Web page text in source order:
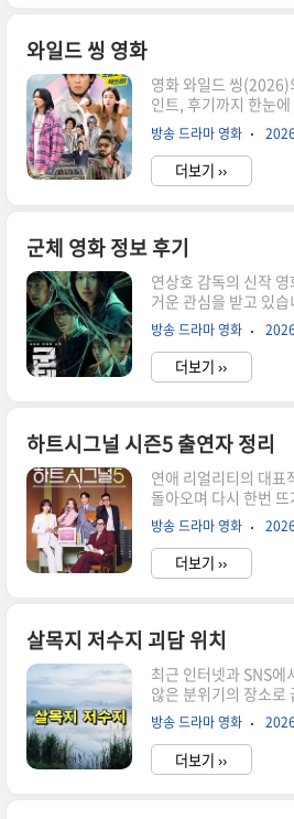
고 있다는 평가를 받고
진행된 다양한 홍보
중 혼성 댄스 그룹 '트
백만 회 조회 수를 기
'니가 좋..
와일드 씽 영화
영화 와일드 씽(2026)
인트, 후기까지 한눈
아이돌 감성과 재도전
디 영화 리뷰입니다.
일까? 2026년 개봉한
음과 향수를 동시에 담
독특한 앙상블을 완성
기를 누렸던 혼성 아
대에 오르기 위해 고
펼쳐진다. 단순한 코
완의 꿈을 돌아보게 만
목 : 와일드 씽(Wild
방송 드라마 영화
더보기 ››
군체 영화 정보 후기
연상호 감독의 신작
거운 관심을 받고 있
욱 등 화려한 출연진과
된 설정으로 기대를 모
갖춘 감염체라는 독특
의 중심이었습니다. 하
점, 배우들의 연기력까
군체 뜻은 무엇일까?
러 개체가 하나의 유
태를 의미합니다. 생
집처럼 구성원들이 정
를 군체라고 부릅니다.
좀비가 아닙니다. 서로
방송 드라마 영화
더보기 ››
하트시그널 시즌5 출연자 정리
연애 리얼리티의 대표
돌아오며 다시 한번
특히 이번 시즌은 첫
비주얼, 그리고 예상
고 있는데요. 과연 이
까요? 하트시그널 시
을 그려가는 구조입니
여자 3명의 균형 잡힌
경이 눈길을 끌고 있
김성민김서원✔ 여자
하트시그널 시즌5 출
을 남기며, 시청자들
플 예측이 활발하게 이
방송 드라마 영화
더보기 ››
살목지 저수지 괴담 위치
최근 인터넷과 SNS에
않은 분위기의 장소로
한 농업용 저수지였던
로 불리게 되었을까요
인 괴담이 뒤섞이며 만
을 차분하게 풀어봅니
방송 드라마 영화
더보기 ››